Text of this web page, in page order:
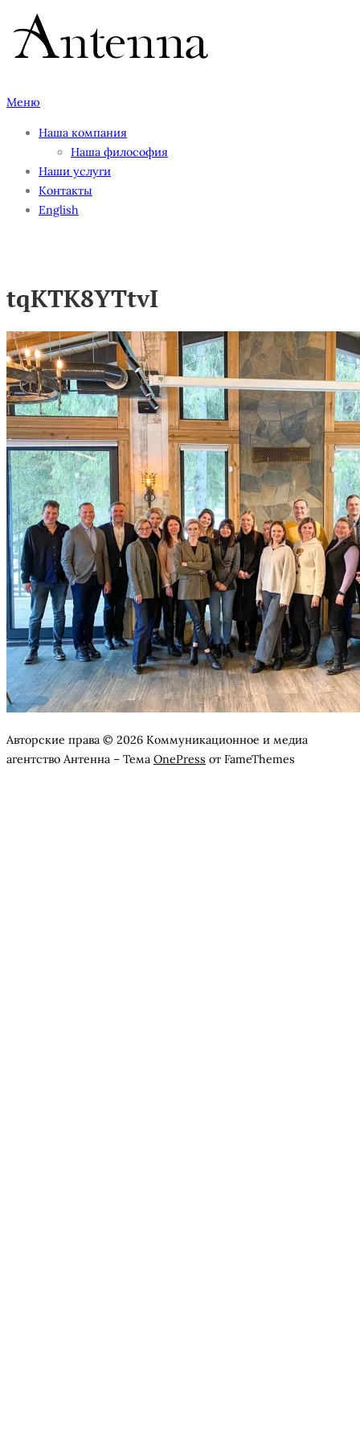
Перейти
содержимому
Меню
Наша компания
Наша философия
Наши услуги
Контакты
English
tqKTK8YTtvI
Авторские права © 2026 Коммуникационное и медиа
агентство Антенна – Тема OnePress от FameThemes